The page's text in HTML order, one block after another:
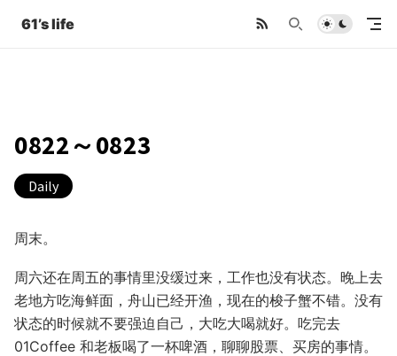
61’s life
0822～0823
Daily
周末。
周六还在周五的事情里没缓过来，工作也没有状态。晚上去
老地方吃海鲜面，舟山已经开渔，现在的梭子蟹不错。没有
状态的时候就不要强迫自己，大吃大喝就好。吃完去
01Coffee 和老板喝了一杯啤酒，聊聊股票、买房的事情。